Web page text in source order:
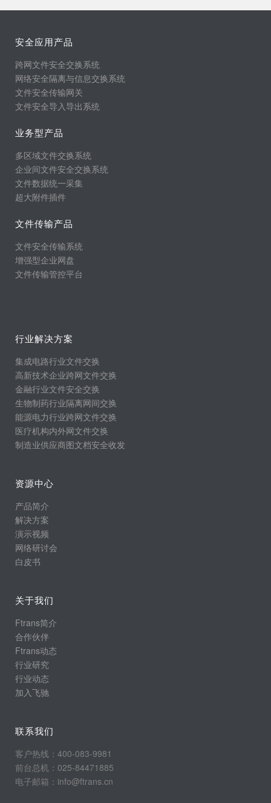
安全应用产品
跨网文件安全交换系统
网络安全隔离与信息交换系统
文件安全传输网关
文件安全导入导出系统
业务型产品
多区域文件交换系统
企业间文件安全交换系统
文件数据统一采集
超大附件插件
文件传输产品
文件安全传输系统
增强型企业网盘
文件传输管控平台
行业解决方案
集成电路行业文件交换
高新技术企业跨网文件交换
金融行业文件安全交换
生物制药行业隔离网间交换
能源电力行业跨网文件交换
医疗机构内外网文件交换
制造业供应商图文档安全收发
资源中心
产品简介
解决方案
演示视频
网络研讨会
白皮书
关于我们
Ftrans简介
合作伙伴
Ftrans动态
行业研究
行业动态
加入飞驰
联系我们
客户热线：400-083-9981
前台总机：025-84471885
电子邮箱：info@ftrans.cn